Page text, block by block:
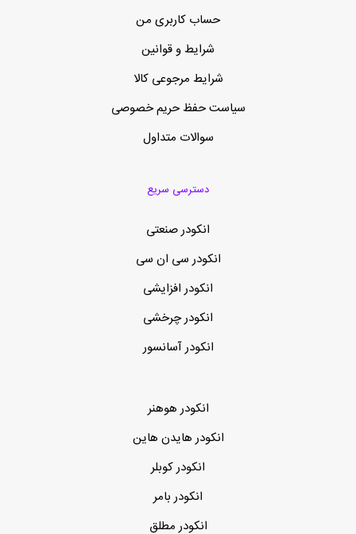
حساب کاربری من
شرایط و قوانین
شرایط مرجوعی کالا
سیاست حفظ حریم خصوصی
سوالات متداول
دسترسی سریع
انکودر صنعتی
انکودر سی ان سی
انکودر افزایشی
انکودر چرخشی
انکودر آسانسور
انکودر هوهنر
انکودر هایدن هاین
انکودر کوبلر
انکودر بامر
انکودر مطلق